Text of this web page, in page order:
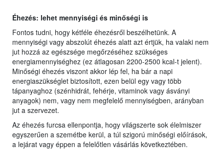
Éhezés: lehet mennyiségi és minőségi is
Fontos tudni, hogy kétféle éhezésről beszélhetünk. A
mennyiségi vagy abszolút éhezés alatt azt értjük, ha valaki nem
jut hozzá az egészsége megőrzéséhez szükséges
energiamennyiséghez (ez átlagosan 2200-2500 kcal-t jelent).
Minőségi éhezés viszont akkor lép fel, ha bár a napi
energiaszükséglet biztosított, ezen belül egy vagy több
tápanyaghoz (szénhidrát, fehérje, vitaminok vagy ásványi
anyagok) nem, vagy nem megfelelő mennyiségben, arányban
jut a szervezet.
Az éhezés furcsa ellenpontja, hogy világszerte sok élelmiszer
egyszerűen a szemétbe kerül, a túl szigorú minőségi előírások,
a lejárat vagy éppen a felelőtlen vásárlás következtében.